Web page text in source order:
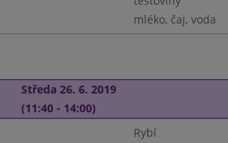
mléko, čaj, voda
Středa 26. 6. 2019
(11:40 - 14:00)
Rybí